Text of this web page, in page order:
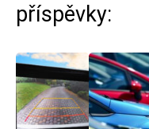
příspěvky: